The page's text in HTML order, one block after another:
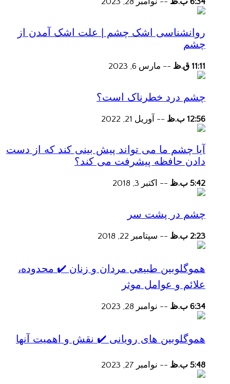
روانشناسی اشک چشم | علت اشک آمدن از
چشم
11:11 ق.ظ -- مارس 6, 2023
چشم درد خطرناک است؟
12:56 ب.ظ -- آوریل 21, 2022
آیا چشم ما می تواند پیش بینی کند که از دست
دادن حافظه پیشرفت می کند؟
5:42 ب.ظ -- اکتبر 3, 2018
چشم در پشت سر
2:23 ب.ظ -- سپتامبر 22, 2018
هموگلوبین طبیعی مردان و زنان ✔️ محدوده،
علائم و عوامل موثر
6:34 ب.ظ -- نوامبر 28, 2023
هموگلوبین های رویانی ✔️ نقش و اهمیت آنها
5:48 ب.ظ -- نوامبر 27, 2023